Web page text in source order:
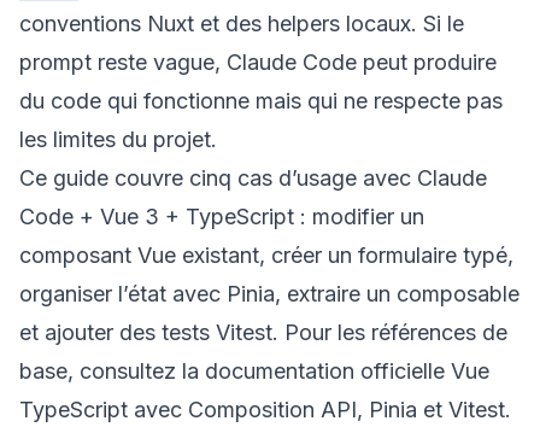
conventions Nuxt et des helpers locaux. Si le
prompt reste vague, Claude Code peut produire
du code qui fonctionne mais qui ne respecte pas
les limites du projet.
Ce guide couvre cinq cas d’usage avec Claude
Code + Vue 3 + TypeScript : modifier un
composant Vue existant, créer un formulaire typé,
organiser l’état avec Pinia, extraire un composable
et ajouter des tests Vitest. Pour les références de
base, consultez la documentation officielle Vue
TypeScript avec Composition API, Pinia et Vitest.